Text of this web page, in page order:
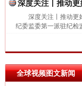
深度关注丨推动
深度关注丨推动更
纪委监委第一派驻纪检
全球视频图文新闻